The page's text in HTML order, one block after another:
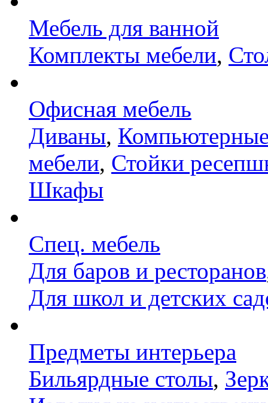
Мебель для ванной
Комплекты мебели,
Офисная мебель
Диваны,
мебели, Стойки
Шкафы
Спец. мебель
Для баров и ресторанов
Для школ и детских
Предметы интерьера
Бильярдные столы,